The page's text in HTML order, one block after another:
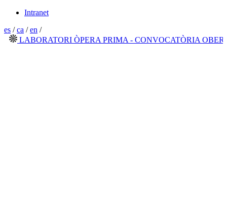
Intranet
es /ca /en /
LABORATORI ÒPERA PRIMA - CONVOCATÒRIA OBERTA